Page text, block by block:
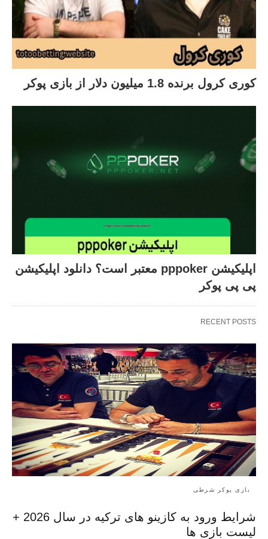
کوری کرول برنده 1.8 میلیون دلار از بازی پوکر
اپلیکیشن pppoker معتبر است؟ دانلود اپلیکیشن
پی پی پوکر
RECENT POSTS
بازی پوکر شرطی
شرایط ورود به کازینو های ترکیه در سال 2026 +
لیست بازی ها